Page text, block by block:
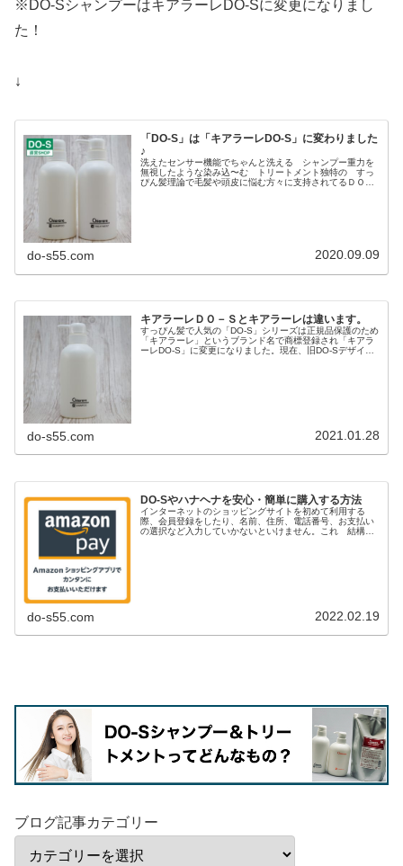
※DO-SシャンプーはキアラーレDO-Sに変更になりまし
た！
↓
「DO-S」は「キアラーレDO-S」に変わりました
♪
洗えたセンサー機能でちゃんと洗える シャンプー重力を
無視したような染み込〜む トリートメント独特の すっ
ぴん髪理論で毛髪や頭皮に悩む方々に支持されてるＤＯ－
do-s55.com 2020.09.09
キアラーレＤＯ－Ｓとキアラーレは違います。
すっぴん髪で人気の「DO-S」シリーズは正規品保護のため
「キアラーレ」というブランド名で商標登録され「キアラ
ーレDO-S」に変更になりました。現在、旧DO-Sデザイン
do-s55.com 2021.01.28
DO-Sやハナヘナを安心・簡単に購入する方法
インターネットのショッピングサイトを初めて利用する
際、会員登録をしたり、名前、住所、電話番号、お支払い
の選択など入力していかないといけません。これ 結構手
do-s55.com 2022.02.19
ブログ記事カテゴリー